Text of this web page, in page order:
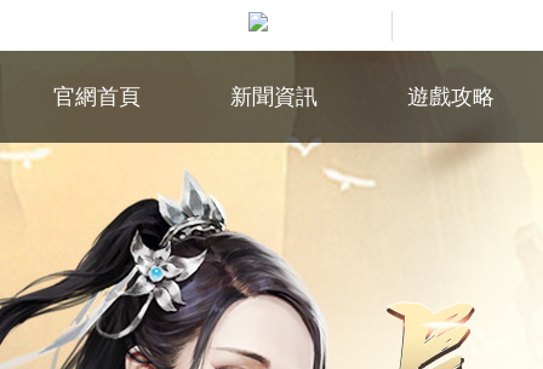
官網首頁 新聞資訊 遊戲攻略